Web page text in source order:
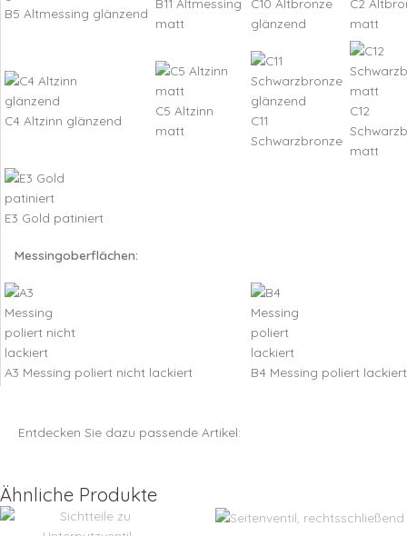
B5 Altmessing glänzend
B11 Altmessing
matt
C10 Altbronze
glänzend
C2
matt
C4 Altzinn glänzend
C5 Altzinn
matt
C11
Schwarzbronze
C12
matt
E3 Gold patiniert
Messingoberflächen:
A3 Messing poliert nicht lackiert B4 Messing poliert lackiert
Entdecken Sie dazu passende Artikel:
Ähnliche Produkte